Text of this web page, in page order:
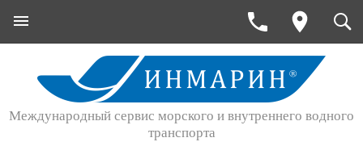
Международный сервис морского и внутреннего водного
транспорта